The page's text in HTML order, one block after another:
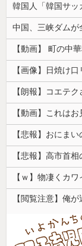
中国、三峡ダム
【ｗ】物凄くカ
【閲覧注意】俺